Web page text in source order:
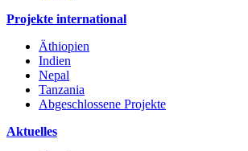
Projekte international
Äthiopien
Indien
Nepal
Tanzania
Abgeschlossene Projekte
Aktuelles